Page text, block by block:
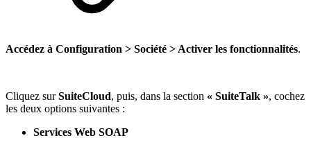
Accédez à Configuration > Société > Activer les fonctionnalités.
Cliquez surSuiteCloud, puis, dans la section « SuiteTalk », cochez
les deux options suivantes :
Services Web SOAP